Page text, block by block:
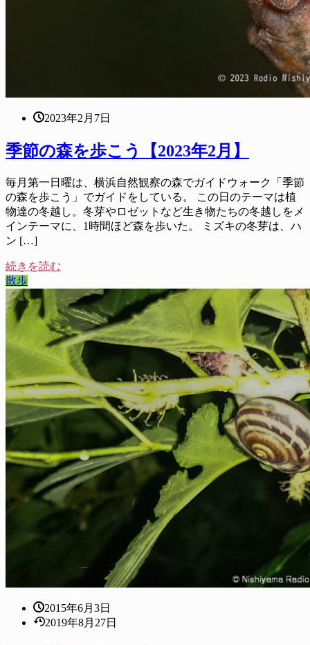
2023年2月7日
季節の森を歩こう【2023年2月】
毎月第一日曜は、横浜自然観察の森でガイドウォーク「季節
の森を歩こう」でガイドをしている。 この日のテーマは植
物達の冬越し。冬芽やロゼットなど生き物たちの冬越しをメ
インテーマに、1時間ほど森を歩いた。 ミズキの冬芽は、ハ
ン […]
続きを読む
散歩
2015年6月3日
2019年8月27日